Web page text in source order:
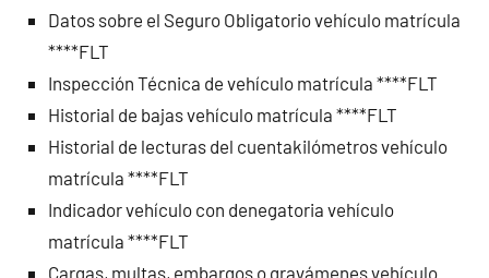
Datos sobre el Seguro Obligatorio vehículo matrícula
****FLT
Inspección Técnica de vehículo matrícula ****FLT
Historial de bajas vehículo matrícula ****FLT
Historial de lecturas del cuentakilómetros vehículo
matrícula ****FLT
Indicador vehículo con denegatoria vehículo
matrícula ****FLT
Cargas, multas, embargos o gravámenes vehículo